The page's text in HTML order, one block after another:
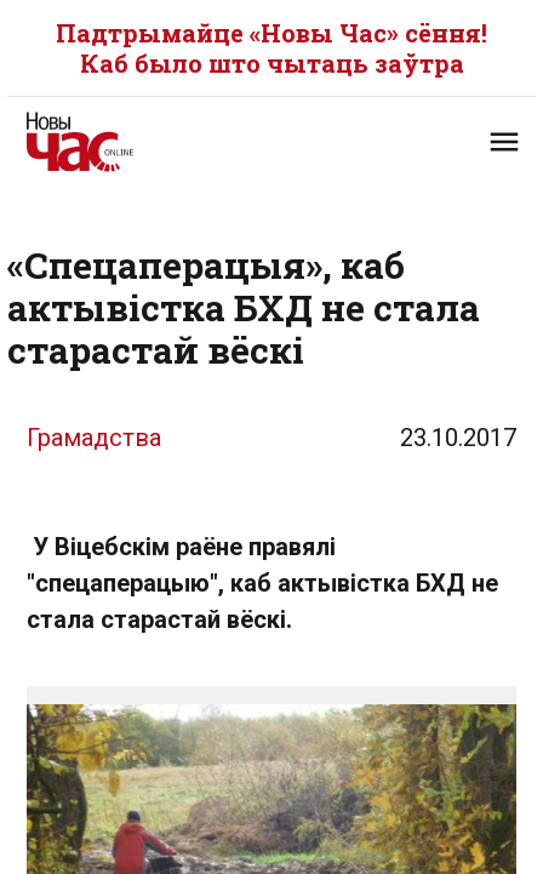
Падтрымайце «Новы Час» сёння!
Каб было што чытаць заўтра
«Спецаперацыя», каб
актывістка БХД не стала
старастай вёскі
Грамадства 23.10.2017
У Віцебскім раёне правялі
"спецаперацыю", каб актывістка БХД не
стала старастай вёскі.